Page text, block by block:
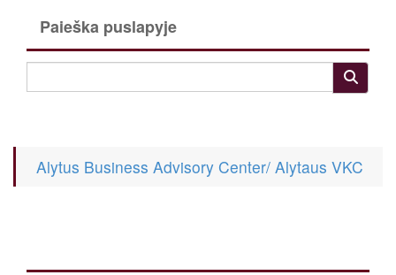
Paieška puslapyje
Alytus Business Advisory Center/ Alytaus VKC